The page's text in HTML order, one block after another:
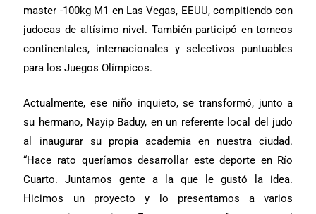
master -100kg M1 en Las Vegas, EEUU, compitiendo con
judocas de altísimo nivel. También participó en torneos
continentales, internacionales y selectivos puntuables
para los Juegos Olímpicos.
Actualmente, ese niño inquieto, se transformó, junto a
su hermano, Nayip Baduy, en un referente local del judo
al inaugurar su propia academia en nuestra ciudad.
“Hace rato queríamos desarrollar este deporte en Río
Cuarto. Juntamos gente a la que le gustó la idea.
Hicimos un proyecto y lo presentamos a varios